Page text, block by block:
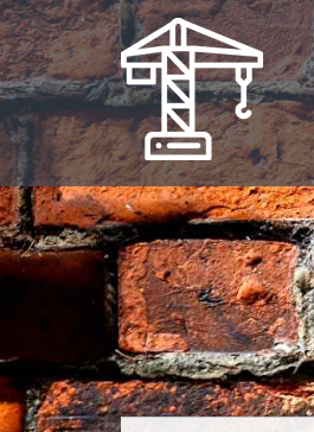
Skip
to
content